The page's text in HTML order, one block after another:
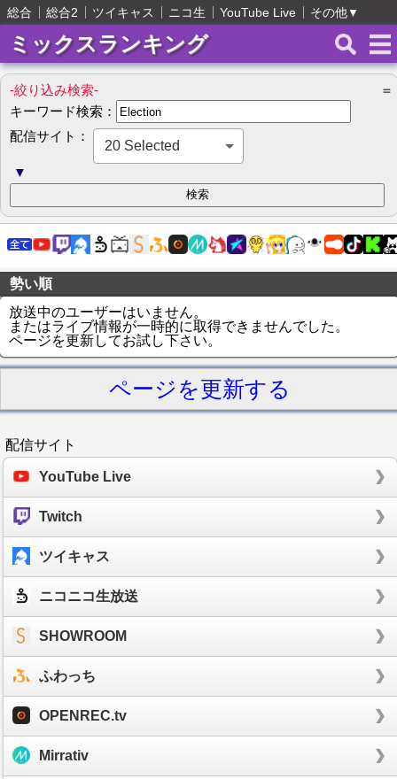
総合 総合2 ツイキャス ニコ生 YouTube Live その他▼
ミックスランキング
-絞り込み検索-
＝
キーワード検索：
配信サイト：
20 Selected
▼
勢い順
放送中のユーザーはいません。
またはライブ情報が一時的に取得できませんでした。
ページを更新してお試し下さい。
ページを更新する
配信サイト
YouTube Live
Twitch
ツイキャス
ニコニコ生放送
SHOWROOM
ふわっち
OPENREC.tv
Mirrativ